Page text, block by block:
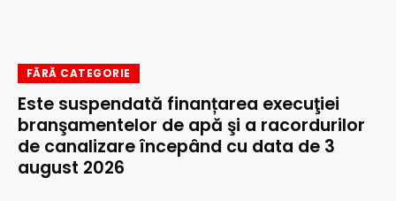
FĂRĂ CATEGORIE
Este suspendată finanțarea execuţiei
branşamentelor de apă şi a racordurilor
de canalizare începând cu data de 3
august 2026